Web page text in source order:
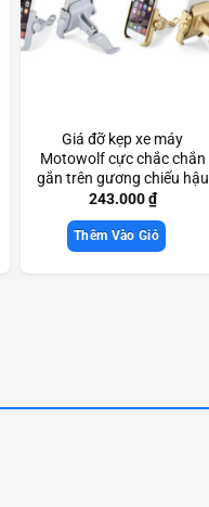
Giá đỡ kẹp xe máy
Motowolf cực chắc chắn
gắn trên gương chiếu hậu
Scd3322
243.000₫
Thêm Vào Giỏ